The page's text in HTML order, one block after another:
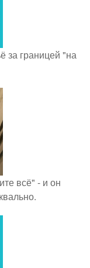
за границей "на
всё" - и он